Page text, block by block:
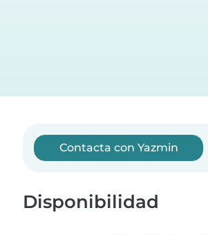
Contacta con Yazmin
Disponibilidad